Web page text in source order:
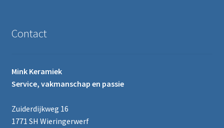
Contact
Mink Keramiek
Service, vakmanschap en passie
Zuiderdijkweg 16
1771 SH Wieringerwerf